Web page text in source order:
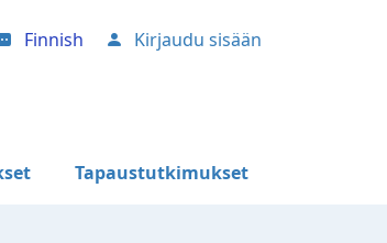
Finnish User account menu
Kirjaudu sisään
Tapaustutkimukset